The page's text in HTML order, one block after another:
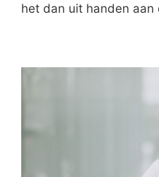
het dan uit handen aan